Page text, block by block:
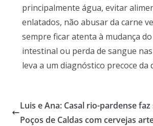
principalmente água, evitar
enlatados, não abusar da carne
sempre ficar atenta à mudança
intestinal ou perda de sangue
leva a um diagnóstico precoce da
Luis e Ana: Casal rio-pardense
Poços de Caldas com cervejas